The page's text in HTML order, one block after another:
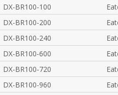
DX-BR100-100
DX-BR100-200
DX-BR100-240
DX-BR100-600
DX-BR100-720
DX-BR100-960